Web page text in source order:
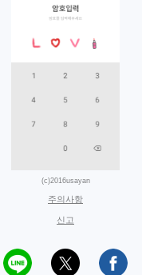
(c)2016usayan
주의사항
신고